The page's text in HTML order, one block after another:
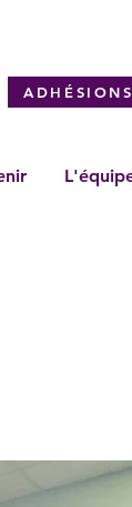
ADHÉSIONS